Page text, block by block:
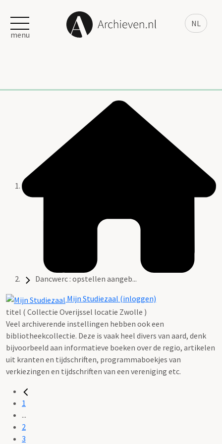
NL
menu
Dancwerc : opstellen aangeb...
Mijn Studiezaal (inloggen)
titel ( Collectie Overijssel locatie Zwolle )
Veel archiverende instellingen hebben ook een
bibliotheekcollectie. Deze is vaak heel divers van aard, denk
bijvoorbeeld aan informatieve boeken over de regio, artikelen
uit kranten en tijdschriften, programmaboekjes van
verkiezingen en tijdschriften van een vereniging etc.
1
...
2
3